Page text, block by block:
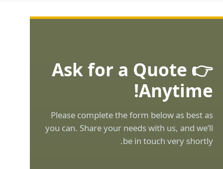
👉 Ask for a Quote
Anytime!
Please complete the form below as best as
you can. Share your needs with us, and we’ll
be in touch very shortly.